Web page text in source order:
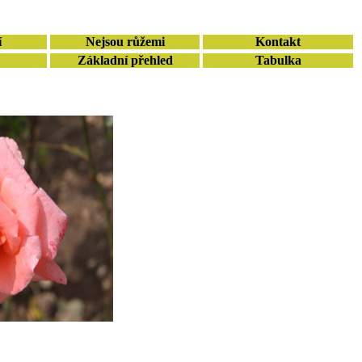
Nejsou růžemi
Kontakt
Základní přehled
Tabulka